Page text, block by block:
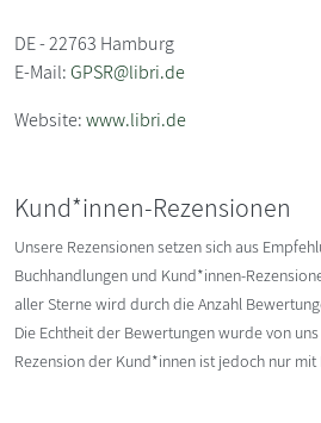
DE - 22763 Hamburg
E-Mail:GPSR@libri.de
Website:www.libri.de
Kund*innen-Rezensionen
Unsere Rezensionen setzen sich aus
Buchhandlungen und Kund*innen-
aller Sterne wird durch die Anzahl
Die Echtheit der Bewertungen wurde von
Rezension der Kund*innen ist jedoch nur